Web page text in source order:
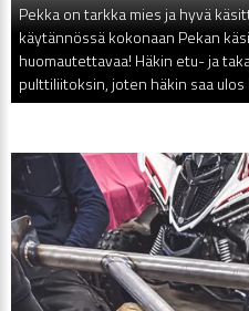
Pekka on tarkka mies ja hyvä
käytännössä kokonaan Pekan
huomautettavaa! Häkin etu- ja
pulttiliitoksin, joten häkin saa ulos